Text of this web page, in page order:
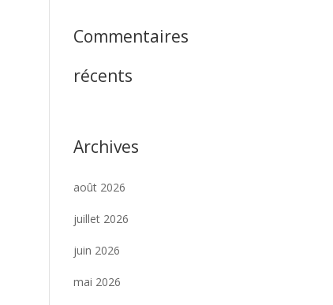
Commentaires
récents
Archives
août 2026
juillet 2026
juin 2026
mai 2026